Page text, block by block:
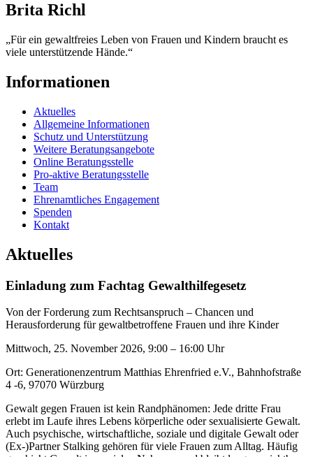
Brita Richl
„Für ein gewaltfreies Leben von Frauen und Kindern braucht es
viele unterstützende Hände.“
Informationen
Aktuelles
Allgemeine Informationen
Schutz und Unterstützung
Weitere Beratungsangebote
Online Beratungsstelle
Pro-aktive Beratungsstelle
Team
Ehrenamtliches Engagement
Spenden
Kontakt
Aktuelles
Einladung zum Fachtag Gewalthilfegesetz
Von der Forderung zum Rechtsanspruch – Chancen und
Herausforderung für gewaltbetroffene Frauen und ihre Kinder
Mittwoch, 25. November 2026, 9:00 – 16:00 Uhr
Ort: Generationenzentrum Matthias Ehrenfried e.V., Bahnhofstraße
4 -6, 97070 Würzburg
Gewalt gegen Frauen ist kein Randphänomen: Jede dritte Frau
erlebt im Laufe ihres Lebens körperliche oder sexualisierte Gewalt.
Auch psychische, wirtschaftliche, soziale und digitale Gewalt oder
(Ex-)Partner Stalking gehören für viele Frauen zum Alltag. Häufig